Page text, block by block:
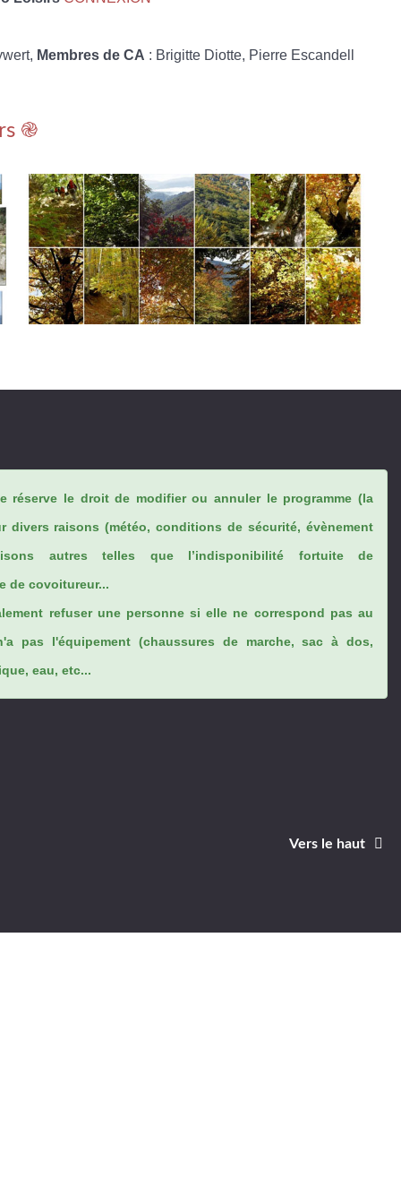
Membres de CA : Brigitte Diotte, Pierre Escandell
֎
réserve le droit de modifier ou annuler le programme (la
divers raisons (météo, conditions de sécurité, évènement
autres telles que l’indisponibilité fortuite de
de covoitureur...
refuser une personne si elle ne correspond pas au
pas l'équipement (chaussures de marche, sac à dos,
eau, etc...
Vers le haut